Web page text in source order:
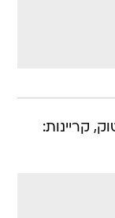
קריינות: